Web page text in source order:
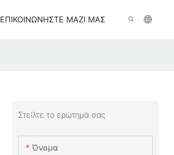
ΕΠΙΚΟΙΝΩΝΉΣΤΕ ΜΑΖΊ ΜΑΣ
Στείλτε το ερώτημά σας
Όνομα